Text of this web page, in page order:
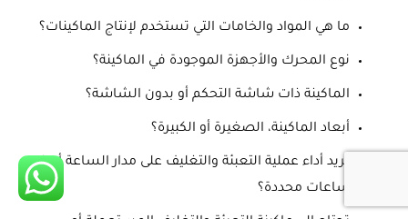
ما هي المواد والخامات التي تستخدم لإنتاج الماكينات؟
نوع المحرك والأجهزة الموجودة في الماكينة؟
الماكينة ذات شاشة التحكم أو بدون الشاشة؟
أبعاد الماكينة، الصغيرة أو الكبيرة؟
تريد أداء عملية التعبئة والتغليف على مدار الساعة أو في
ساعات محددة؟